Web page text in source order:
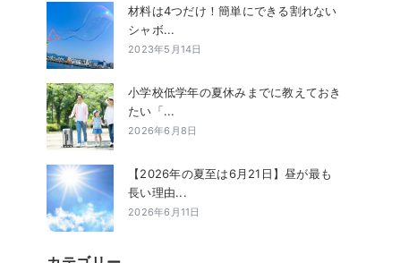
材料は4つだけ！簡単にできる割れない
シャボ...
2023年5月14日
小学校低学年の夏休みまでに教えておき
たい「...
2026年6月8日
【2026年の夏至は6月21日】昼が最も
長い理由...
2026年6月11日